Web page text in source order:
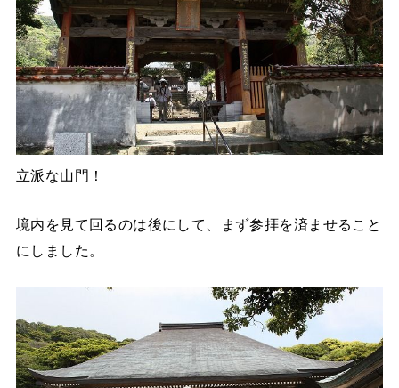
立派な山門！
境内を見て回るのは後にして、まず参拝を済ませること
にしました。